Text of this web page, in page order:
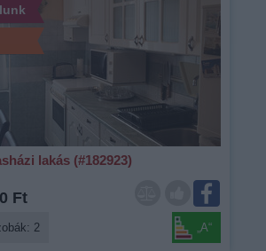
lakás (#182923)
Ft
2 „A“